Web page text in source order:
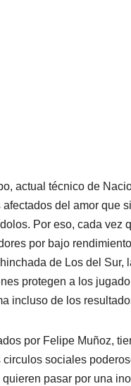
actual técnico de
del amor que
Por eso, cada vez
por bajo
de Los del Sur,
protegen a los
incluso de los
por Felipe Muñoz,
sociales
pasar por una